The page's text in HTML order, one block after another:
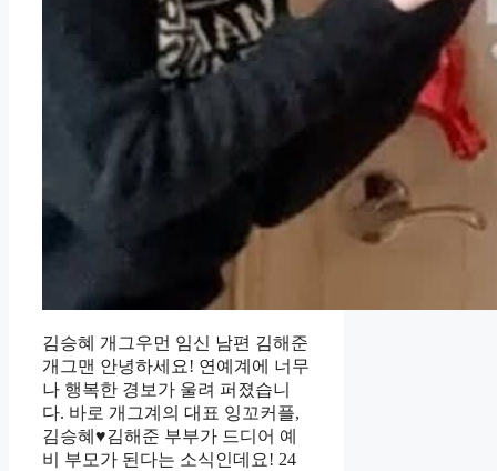
김승혜 개그우먼 임신 남편 김해준
개그맨 안녕하세요! 연예계에 너무
나 행복한 경보가 울려 퍼졌습니
다. 바로 개그계의 대표 잉꼬커플,
김승혜♥김해준 부부가 드디어 예
비 부모가 된다는 소식인데요! 24